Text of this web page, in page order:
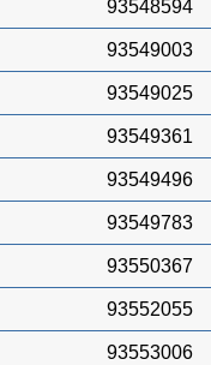
93548594
93549003
93549025
93549361
93549496
93549783
93550367
93552055
93553006